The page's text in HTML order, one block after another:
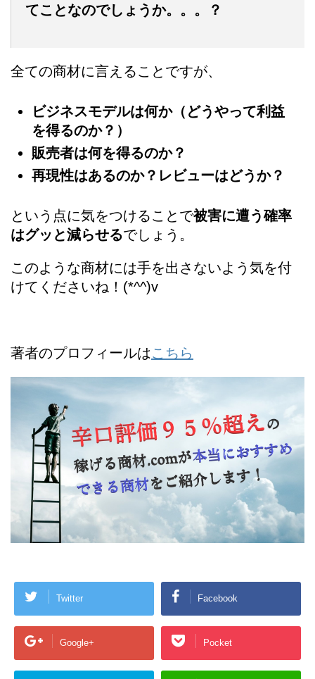
てことなのでしょうか。。。？
全ての商材に言えることですが、
ビジネスモデルは何か（どうやって利益
を得るのか？）
販売者は何を得るのか？
再現性はあるのか？レビューはどうか？
という点に気をつけることで被害に遭う確率
はグッと減らせるでしょう。
このような商材には手を出さないよう気を付
けてくださいね！(*^^)v
著者のプロフィールはこちら
Twitter Facebook
Google+ Pocket